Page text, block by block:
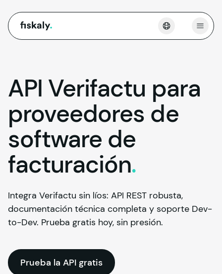
fiskaly. Abrir
API Verifactu para
proveedores de
software de
facturación.
Integra Verifactu sin líos: API REST robusta,
documentación técnica completa y soporte Dev-
to-Dev. Prueba gratis hoy, sin presión.
Prueba la API gratis